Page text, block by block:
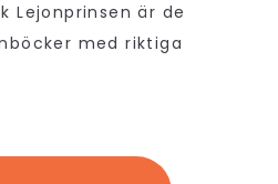
Lejonprinsen är de
med riktiga